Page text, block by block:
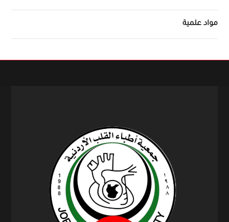
مواد علمية